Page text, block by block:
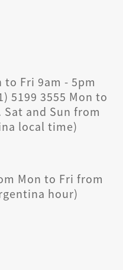
to Fri 9am - 5pm
5199 3555 Mon to
and Sun from
local time)
Mon to Fri from
hour)